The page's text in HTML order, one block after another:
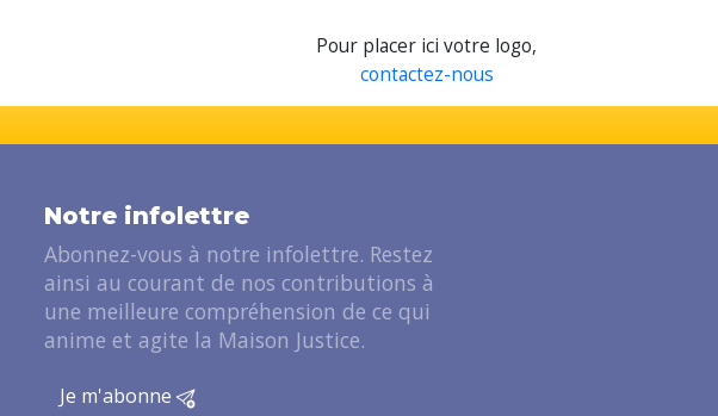
Pour placer ici votre logo,
contactez-nous
Notre infolettre
Abonnez-vous à notre infolettre. Restez
ainsi au courant de nos contributions à
une meilleure compréhension de ce qui
anime et agite la Maison Justice.
Je m'abonne